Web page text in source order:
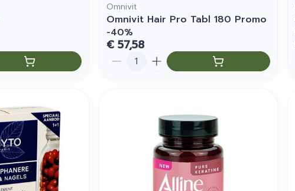
Omnivit
Omnivit Hair Pro Tabl 180 Promo
-40%
€ 57,58
Aantal